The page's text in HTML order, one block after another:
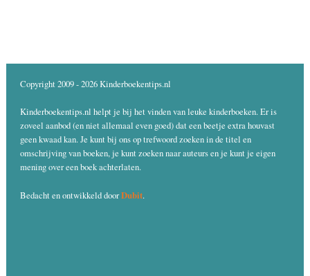
Copyright 2009 - 2026 Kinderboekentips.nl
Kinderboekentips.nl helpt je bij het vinden van leuke kinderboeken. Er is
zoveel aanbod (en niet allemaal even goed) dat een beetje extra houvast
geen kwaad kan. Je kunt bij ons op trefwoord zoeken in de titel en
omschrijving van boeken, je kunt zoeken naar auteurs en je kunt je eigen
mening over een boek achterlaten.
Bedacht en ontwikkeld doorDubit.